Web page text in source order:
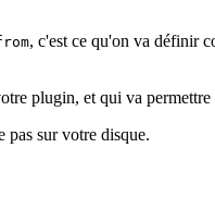
, c'est ce qu'on va définir
plugin, et qui va permettre
sur votre disque.